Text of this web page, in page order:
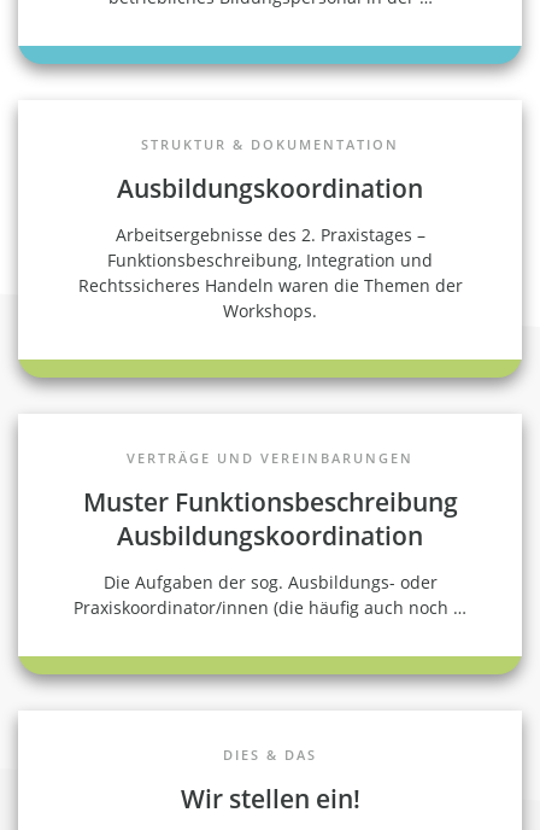
STRUKTUR & DOKUMENTATION
Ausbildungskoordination
Arbeitsergebnisse des 2. Praxistages –
Funktionsbeschreibung, Integration und
Rechtssicheres Handeln waren die Themen der
Workshops.
VERTRÄGE UND VEREINBARUNGEN
Muster Funktionsbeschreibung
Ausbildungskoordination
Die Aufgaben der sog. Ausbildungs- oder
Praxiskoordinator/innen (die häufig auch noch …
DIES & DAS
Wir stellen ein!